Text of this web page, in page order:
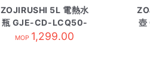
ZOJIRUSHI 5L 電熱水
瓶 GJE-CD-LCQ50-
TK 啡色
MOP 1,299.00
壺